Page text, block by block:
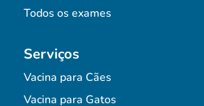
Todos os exames
Serviços
Vacina para Cães
Vacina para Gatos